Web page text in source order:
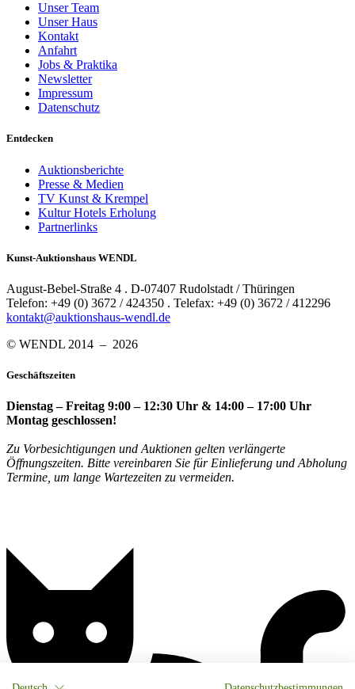
Unser Team
Unser Haus
Kontakt
Anfahrt
Jobs & Praktika
Newsletter
Impressum
Datenschutz
Entdecken
Auktionsberichte
Presse & Medien
TV Kunst & Krempel
Kultur Hotels Erholung
Partnerlinks
Kunst-Auktionshaus WENDL
August-Bebel-Straße 4 . D-07407 Rudolstadt / Thüringen
Telefon: +49 (0) 3672 / 424350 . Telefax: +49 (0) 3672 / 412296
kontakt@auktionshaus-wendl.de
© WENDL 2014 – 2026
Geschäftszeiten
Dienstag – Freitag 9:00 – 12:30 Uhr & 14:00 – 17:00 Uhr
Montag geschlossen!
Zu Vorbesichtigungen und Auktionen gelten verlängerte
Öffnungszeiten. Bitte vereinbaren Sie für Einlieferung und Abholung
Termine, um lange Wartezeiten zu vermeiden.